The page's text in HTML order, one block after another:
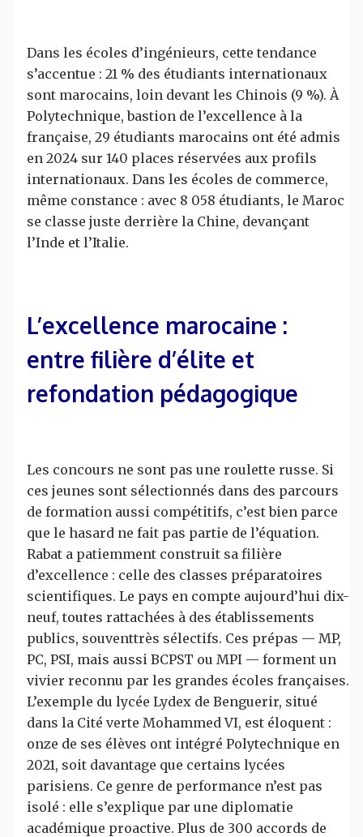
Dans les écoles d’ingénieurs, cette tendance
s’accentue : 21 % des étudiants internationaux
sont marocains, loin devant les Chinois (9 %). À
Polytechnique, bastion de l’excellence à la
française, 29 étudiants marocains ont été admis
en 2024 sur 140 places réservées aux profils
internationaux. Dans les écoles de commerce,
même constance : avec 8 058 étudiants, le Maroc
se classe juste derrière la Chine, devançant
l’Inde et l’Italie.
L’excellence marocaine :
entre filière d’élite et
refondation pédagogique
Les concours ne sont pas une roulette russe. Si
ces jeunes sont sélectionnés dans des parcours
de formation aussi compétitifs, c’est bien parce
que le hasard ne fait pas partie de l’équation.
Rabat a patiemment construit sa filière
d’excellence : celle des classes préparatoires
scientifiques. Le pays en compte aujourd’hui dix-
neuf, toutes rattachées à des établissements
publics, souventtrès sélectifs. Ces prépas — MP,
PC, PSI, mais aussi BCPST ou MPI — forment un
vivier reconnu par les grandes écoles françaises.
L’exemple du lycée Lydex de Benguerir, situé
dans la Cité verte Mohammed VI, est éloquent :
onze de ses élèves ont intégré Polytechnique en
2021, soit davantage que certains lycées
parisiens. Ce genre de performance n’est pas
isolé : elle s’explique par une diplomatie
académique proactive. Plus de 300 accords de